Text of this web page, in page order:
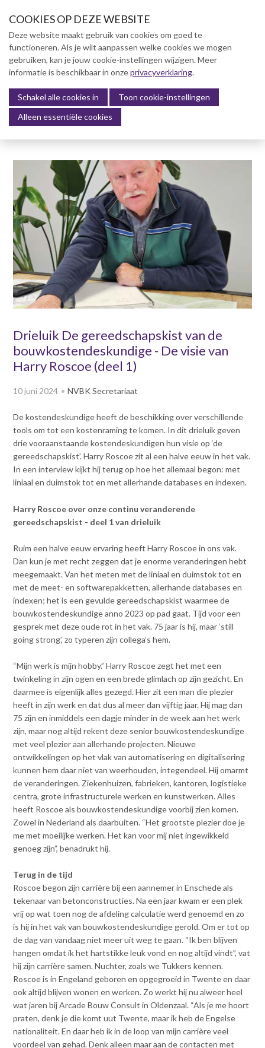
m
p
t
o
n
a
v
i
g
o
n
u
p
t
o
m
a
i
c
o
t
e
n
t
Menu
Drieluik De gereedschapskist van de
bouwkostendeskundige - De visie van
Harry Roscoe (deel 1)
10 juni 2024 NVBK Secretariaat
De kostendeskundige heeft de beschikking over verschillende
tools om tot een kostenraming te komen. In dit drieluik geven
drie vooraanstaande kostendeskundigen hun visie op ‘de
gereedschapskist’. Harry Roscoe zit al een halve eeuw in het vak.
In een interview kijkt hij terug op hoe het allemaal begon: met
liniaal en duimstok tot en met allerhande databases en indexen.
Harry Roscoe over onze continu veranderende
gereedschapskist - deel 1 van drieluik
Ruim een halve eeuw ervaring heeft Harry Roscoe in ons vak.
Dan kun je met recht zeggen dat je enorme veranderingen hebt
meegemaakt. Van het meten met de liniaal en duimstok tot en
met de meet- en softwarepakketten, allerhande databases en
indexen; het is een gevulde gereedschapskist waarmee de
bouwkostendeskundige anno 2023 op pad gaat. Tijd voor een
gesprek met deze oude rot in het vak. 75 jaar is hij, maar ‘still
going strong’, zo typeren zijn collega’s hem.
“Mijn werk is mijn hobby.” Harry Roscoe zegt het met een
twinkeling in zijn ogen en een brede glimlach op zijn gezicht. En
daarmee is eigenlijk alles gezegd. Hier zit een man die plezier
heeft in zijn werk en dat dus al meer dan vijftig jaar. Hij mag dan
75 zijn en inmiddels een dagje minder in de week aan het werk
zijn, maar nog altijd rekent deze senior bouwkostendeskundige
met veel plezier aan allerhande projecten. Nieuwe
ontwikkelingen op het vlak van automatisering en digitalisering
kunnen hem daar niet van weerhouden, integendeel. Hij omarmt
de veranderingen. Ziekenhuizen, fabrieken, kantoren, logistieke
centra, grote infrastructurele werken en kunstwerken. Alles
heeft Roscoe als bouwkostendeskundige voorbij zien komen.
Zowel in Nederland als daarbuiten. “Het grootste plezier doe je
me met moeilijke werken. Het kan voor mij niet ingewikkeld
genoeg zijn”, benadrukt hij.
Terug in de tijd
Roscoe begon zijn carrière bij een aannemer in Enschede als
tekenaar van betonconstructies. Na een jaar kwam er een plek
vrij op wat toen nog de afdeling calculatie werd genoemd en zo
is hij in het vak van bouwkostendeskundige gerold. Om er tot op
de dag van vandaag niet meer uit weg te gaan. “Ik ben blijven
hangen omdat ik het hartstikke leuk vond en nog altijd vindt”, vat
hij zijn carrière samen. Nuchter, zoals we Tukkers kennen.
Roscoe is in Engeland geboren en opgegroeid in Twente en daar
ook altijd blijven wonen en werken. Zo werkt hij nu alweer heel
wat jaren bij Arcade Bouw Consult in Oldenzaal. “Als je me hoort
praten, denk je die komt uut Twente, maar ik heb de Engelse
nationaliteit. En daar heb ik in de loop van mijn carrière veel
voordeel van gehad. Denk alleen maar aan de contacten met
Over NVBK
NVBK Leden
Lidmaatschap
Kennisbank
Dag van de Bouwkosten 2025
Magazine
Kostenmanagement Bouw &
Infra (KM)
ABK-model 2023
Boek Levensduurkosten –
Slim investeren, lang
profiteren
Dag van de
Bouwkostendeskundige 2024
Dag van de
november 2023
Vernieuwde boek
Bouwkostenmanagement
levensduurkosten
Nieuwsarchief
Artikelen
Verenigingsdocumenten
Columns Bernd Karstenberg
Opleiding & Carrière
Partners
Inloggen mijn NVBK
Contact
Zoek
Inloggen
COOKIES OP DEZE WEBSITE
Deze website maakt gebruik van cookies om goed te
functioneren. Als je wilt aanpassen welke cookies we mogen
gebruiken, kan je jouw cookie-instellingen wijzigen. Meer
informatie is beschikbaar in onzeprivacyverklaring.
Schakel alle cookies in
Toon cookie-instellingen
Alleen essentiële cookies